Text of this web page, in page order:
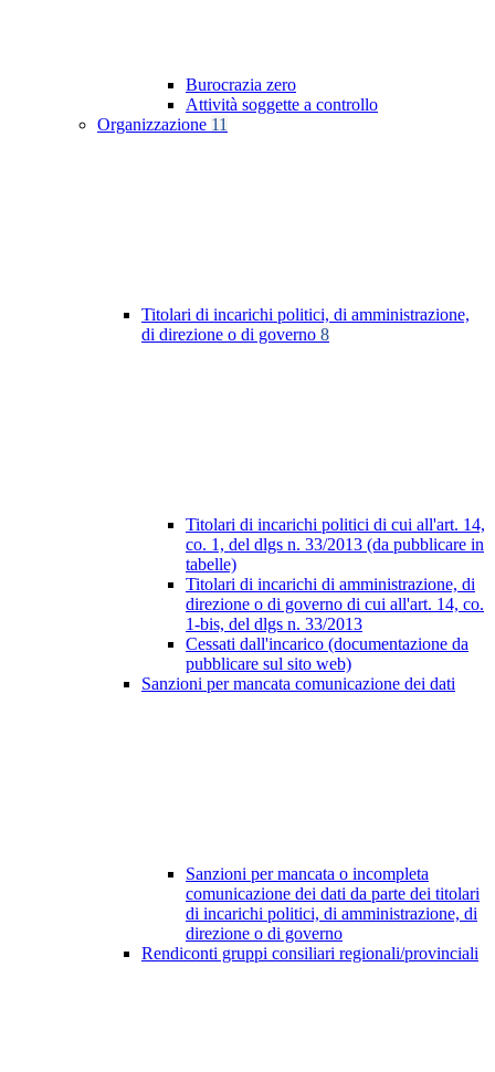
Burocrazia zero
Attività soggette a controllo
Organizzazione 11
Titolari di incarichi politici, di amministrazione,
di direzione o di governo 8
Titolari di incarichi politici di cui all'art. 14,
co. 1, del dlgs n. 33/2013 (da pubblicare in
tabelle)
Titolari di incarichi di amministrazione, di
direzione o di governo di cui all'art. 14, co.
1-bis, del dlgs n. 33/2013
Cessati dall'incarico (documentazione da
pubblicare sul sito web)
Sanzioni per mancata comunicazione dei dati
Sanzioni per mancata o incompleta
comunicazione dei dati da parte dei titolari
di incarichi politici, di amministrazione, di
direzione o di governo
Rendiconti gruppi consiliari regionali/provinciali